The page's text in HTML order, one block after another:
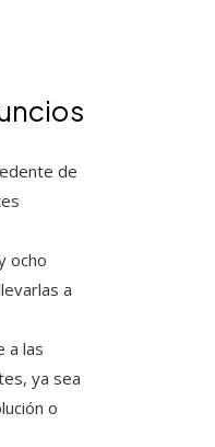
de
ocho
a
a las
ya sea
o